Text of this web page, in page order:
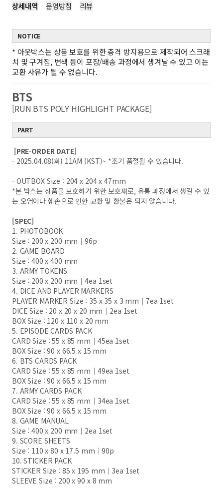
상세내역 운영방침 리뷰
NOTICE
* 아웃박스는 상품 보호를 위한 충격 방지용으로 제작되어 스크래
치 및 구겨짐, 변색 등이 포장/배송 과정에서 생겨날 수 있고 이는
교환 사유가 될 수 없습니다.
BTS
[RUN BTS POLY HIGHLIGHT PACKAGE]
PART
[PRE-ORDER DATE]
- 2025.04.08(화) 11AM (KST)~ *조기 품절될 수 있습니다.
- OUTBOX Size : 204 x 204 x 47mm
*본 박스는 상품을 보호하기 위한 보호재로, 유통 과정에서 생길 수 있
는 오염이나 훼손으로 인한 교환 및 환불은 되지 않습니다.
[SPEC]
1. PHOTOBOOK
Size : 200 x 200 mm｜96p
2. GAME BOARD
Size : 400 x 400 mm
3. ARMY TOKENS
Size : 200 x 200 mm｜4ea 1set
4. DICE AND PLAYER MARKERS
PLAYER MARKER Size : 35 x 35 x 3 mm｜7ea 1set
DICE Size : 20 x 20 x 20 mm｜2ea 1set
BOX Size : 120 x 110 x 20 mm
5. EPISODE CARDS PACK
CARD Size : 55 x 85 mm｜45ea 1set
BOX Size : 90 x 66.5 x 15 mm
6. BTS CARDS PACK
CARD Size : 55 x 85 mm｜49ea 1set
BOX Size : 90 x 66.5 x 15 mm
7. ARMY CARDS PACK
CARD Size : 55 x 85 mm｜34ea 1set
BOX Size : 90 x 66.5 x 15 mm
8. GAME MANUAL
Size : 400 x 200 mm｜2ea 1set
9. SCORE SHEETS
Size : 110 x 80 x 17.5 mm｜90p
10. STICKER PACK
STICKER Size : 85 x 195 mm｜3ea 1set
SLEEVE Size : 200 x 90 x 8 mm